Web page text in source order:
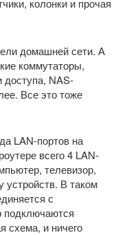
домашней сети. А
коммутаторы,
доступа, NAS-
Все это тоже
LAN-портов на
всего 4 LAN-
телевизор,
устройств. В таком
с
подключаются
схема, и ничего